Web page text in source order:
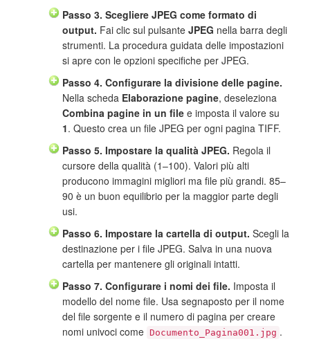
Passo 3. Scegliere JPEG come formato di
output. Fai clic sul pulsante JPEG nella barra degli
strumenti. La procedura guidata delle impostazioni
si apre con le opzioni specifiche per JPEG.
Passo 4. Configurare la divisione delle pagine.
Nella scheda Elaborazione pagine, deseleziona
Combina pagine in un file e imposta il valore su
1. Questo crea un file JPEG per ogni pagina TIFF.
Passo 5. Impostare la qualità JPEG. Regola il
cursore della qualità (1–100). Valori più alti
producono immagini migliori ma file più grandi. 85–
90 è un buon equilibrio per la maggior parte degli
usi.
Passo 6. Impostare la cartella di output. Scegli la
destinazione per i file JPEG. Salva in una nuova
cartella per mantenere gli originali intatti.
Passo 7. Configurare i nomi dei file. Imposta il
modello del nome file. Usa segnaposto per il nome
del file sorgente e il numero di pagina per creare
nomi univoci come Documento_Pagina001.jpg .